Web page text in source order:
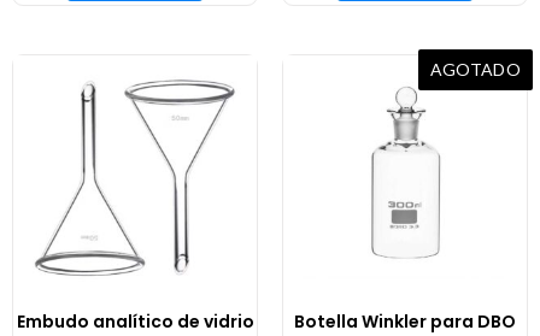
Embudo analítico de vidrio
AGOTADO
Botella Winkler para DBO